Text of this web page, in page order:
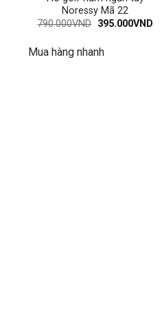
Noressy Mã 22
790.000VND Giá
790.000VND.
395.000VNDGiá
Mua hàng nhanh